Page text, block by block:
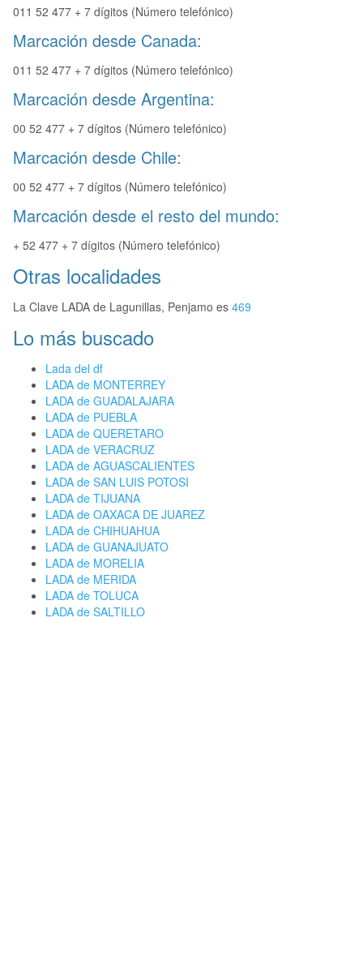
011 52 477 + 7 dígitos (Número telefónico)
Marcación desde Canada:
011 52 477 + 7 dígitos (Número telefónico)
Marcación desde Argentina:
00 52 477 + 7 dígitos (Número telefónico)
Marcación desde Chile:
00 52 477 + 7 dígitos (Número telefónico)
Marcación desde el resto del mundo:
+ 52 477 + 7 dígitos (Número telefónico)
Otras localidades
La Clave LADA de Lagunillas, Penjamo es 469
Lo más buscado
Lada del df
LADA de MONTERREY
LADA de GUADALAJARA
LADA de PUEBLA
LADA de QUERETARO
LADA de VERACRUZ
LADA de AGUASCALIENTES
LADA de SAN LUIS POTOSI
LADA de TIJUANA
LADA de OAXACA DE JUAREZ
LADA de CHIHUAHUA
LADA de GUANAJUATO
LADA de MORELIA
LADA de MERIDA
LADA de TOLUCA
LADA de SALTILLO